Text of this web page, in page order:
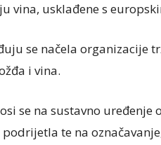
vina, usklađene s
se načela organizacije
i vina.
se na sustavno uređenje
te na